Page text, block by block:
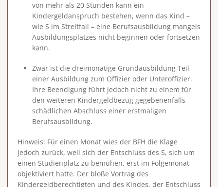
von mehr als 20 Stunden kann ein
Kindergeldanspruch bestehen, wenn das Kind –
wie S im Streitfall – eine Berufsausbildung mangels
Ausbildungsplatzes nicht beginnen oder fortsetzen
kann.
Zwar ist die dreimonatige Grundausbildung Teil
einer Ausbildung zum Offizier oder Unteroffizier.
Ihre Beendigung führt jedoch nicht zu einem für
den weiteren Kindergeldbezug gegebenenfalls
schädlichen Abschluss einer erstmaligen
Berufsausbildung.
Hinweis: Für einen Monat wies der BFH die Klage
jedoch zurück, weil sich der Entschluss des S, sich um
einen Studienplatz zu bemühen, erst im Folgemonat
objektiviert hatte. Der bloße Vortrag des
Kindergeldberechtigten und des Kindes, der Entschluss